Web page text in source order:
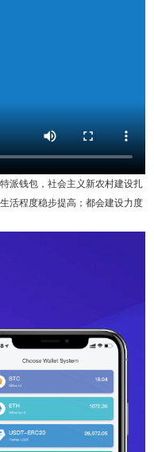
派钱包，社会主义新农村建设扎
活程度稳步提高；都会建设力度